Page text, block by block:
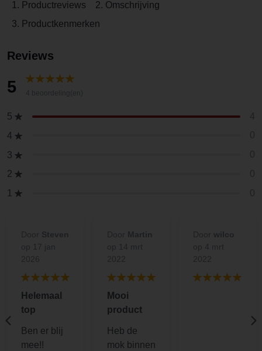
1. Productreviews
2. Omschrijving
3. Productkenmerken
Reviews
5
5
4
3
2
1
Helemaal
top
Ben er blij
mee!!
Mooi
product
Heb de
mok binnen